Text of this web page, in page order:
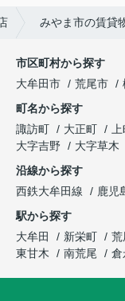
みやま市の賃貸
市区町村から探す
大牟田市
荒尾市
町名から探す
諏訪町
大正町
大字吉野
大字草木
沿線から探す
西鉄大牟田線
鹿児
駅から探す
大牟田
新栄町 荒
東甘木
南荒尾 倉